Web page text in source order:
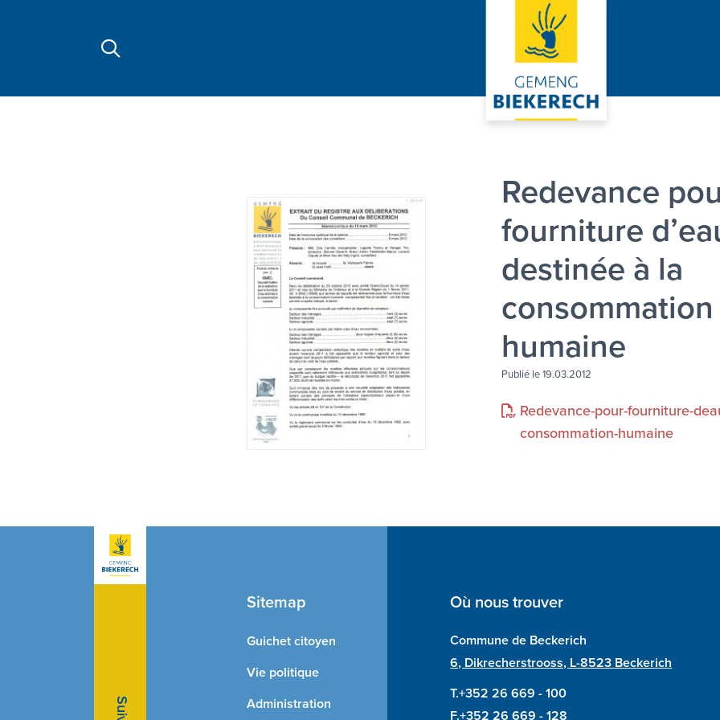
Redevance
fourniture
destinée à la
consommation
humaine
Publié le 19.03.2012
Redevance-pour-fourniture-
consommation-humaine
Sitemap
Guichet citoyen
Vie politique
Administration
Où nous trouver
Commune de Beckerich
6, Dikrecherstrooss, L-8523 Beckerich
T.+352 26 669 - 100
F.+352 26 669 - 128